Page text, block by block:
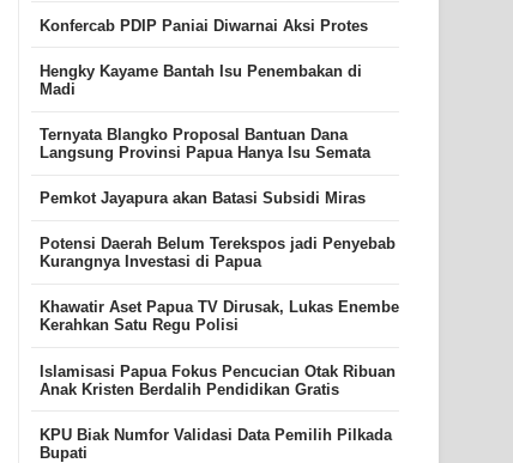
Konfercab PDIP Paniai Diwarnai Aksi Protes
Hengky Kayame Bantah Isu Penembakan di
Madi
Ternyata Blangko Proposal Bantuan Dana
Langsung Provinsi Papua Hanya Isu Semata
Pemkot Jayapura akan Batasi Subsidi Miras
Potensi Daerah Belum Terekspos jadi Penyebab
Kurangnya Investasi di Papua
Khawatir Aset Papua TV Dirusak, Lukas Enembe
Kerahkan Satu Regu Polisi
Islamisasi Papua Fokus Pencucian Otak Ribuan
Anak Kristen Berdalih Pendidikan Gratis
KPU Biak Numfor Validasi Data Pemilih Pilkada
Bupati